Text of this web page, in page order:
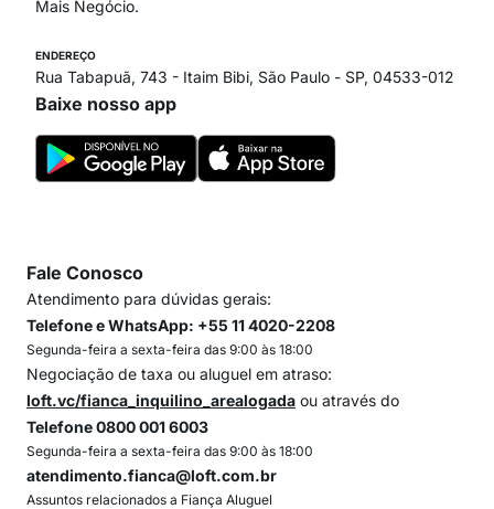
Mais Negócio.
ENDEREÇO
Rua Tabapuã, 743 - Itaim Bibi, São Paulo - SP, 04533-012
Baixe nosso app
Fale Conosco
Atendimento para dúvidas gerais:
Telefone e WhatsApp: +55 11 4020-2208
Segunda-feira a sexta-feira das 9:00 às 18:00
Negociação de taxa ou aluguel em atraso:
loft.vc/fianca_inquilino_arealogada ou através do
Telefone 0800 001 6003
Segunda-feira a sexta-feira das 9:00 às 18:00
atendimento.fianca@loft.com.br
Assuntos relacionados a Fiança Aluguel